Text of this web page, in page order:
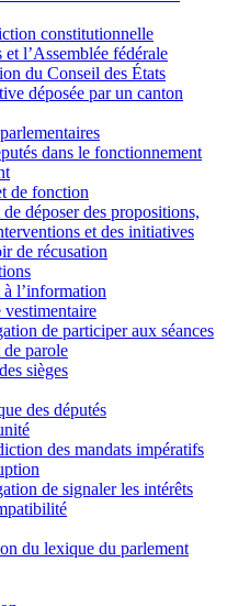
constitutionnelle
et l’Assemblée fédérale
du Conseil des États
déposée par un canton
dans le fonctionnement
de fonction
déposer des propositions,
et des initiatives
de récusation
l’information
vestimentaire
de participer aux séances
parole
sièges
des députés
des mandats impératifs
de signaler les intérêts
du lexique du parlement